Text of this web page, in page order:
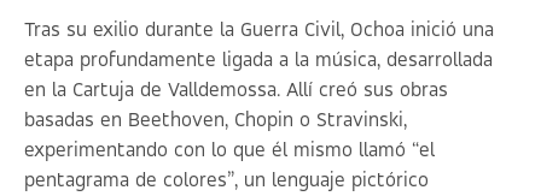
Tras su exilio durante la Guerra Civil, Ochoa inició una
etapa profundamente ligada a la música, desarrollada
en la Cartuja de Valldemossa. Allí creó sus obras
basadas en Beethoven, Chopin o Stravinski,
experimentando con lo que él mismo llamó “el
pentagrama de colores”, un lenguaje pictórico